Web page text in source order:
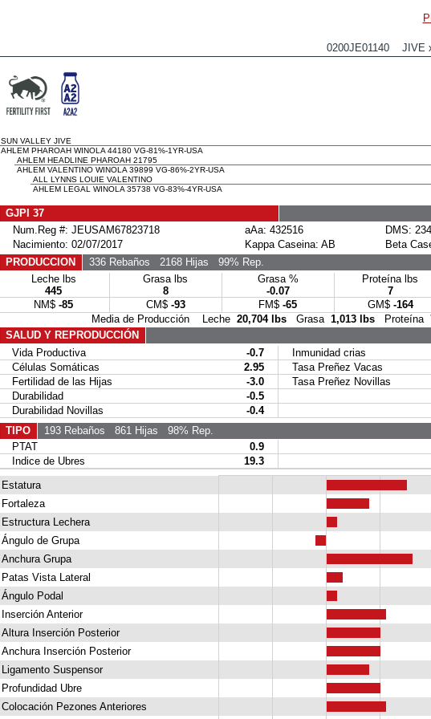
0200JE01140 JIVE
SUN VALLEY JIVE
AHLEM PHAROAH WINOLA 44180 VG-81%-1YR-USA
AHLEM HEADLINE PHAROAH 21795
AHLEM VALENTINO WINOLA 39899 VG-86%-2YR-USA
ALL LYNNS LOUIE VALENTINO
AHLEM LEGAL WINOLA 35738 VG-83%-4YR-USA
GJPI 37
Num.Reg #: JEUSAM67823718
aAa: 432516
DMS:
Nacimiento: 02/07/2017
Kappa Caseina: AB
Beta
PRODUCCION
336 Rebaños 2168 Hijas 99% Rep.
Leche lbs
445
Grasa lbs
8
Grasa %
-0.07
Proteína lbs
7
NM$ -85 CM$ -93 FM$ -65 GM$ -164
Media de Producción Leche 20,704 lbsGrasa 1,013 lbsProteína
SALUD Y REPRODUCCIÓN
Vida Productiva
-0.7 Inmunidad crias
Células Somáticas
2.95 Tasa Preñez Vacas
Fertilidad de las Hijas
-3.0 Tasa Preñez Novillas
Durabilidad
-0.5
Durabilidad Novillas
-0.4
TIPO
193 Rebaños 861 Hijas 98% Rep.
PTAT
0.9
Indice de Ubres
19.3
Estatura
Fortaleza
Estructura Lechera
Ángulo de Grupa
Anchura Grupa
Patas Vista Lateral
Ángulo Podal
Inserción Anterior
Altura Inserción Posterior
Anchura Inserción Posterior
Ligamento Suspensor
Profundidad Ubre
Colocación Pezones Anteriores